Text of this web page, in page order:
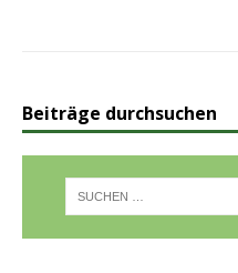
Beiträge durchsuchen